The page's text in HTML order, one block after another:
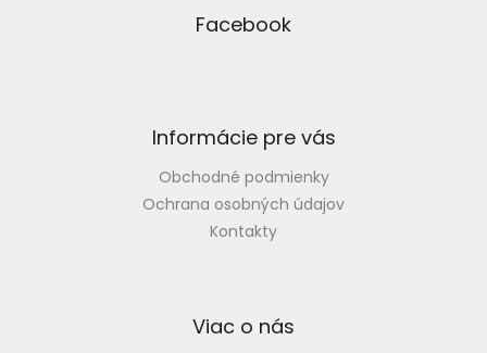
Facebook
Informácie pre vás
Obchodné podmienky
Ochrana osobných údajov
Kontakty
Viac o nás